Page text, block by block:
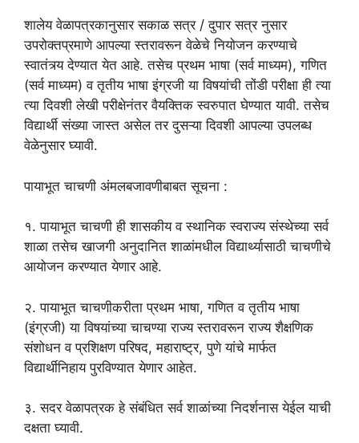
शालेय वेळापत्रकानुसार सकाळ सत्र / दुपार सत्र नुसार
उपरोक्तप्रमाणे आपल्या स्तरावरून वेळेचे नियोजन करण्याचे
स्वातंत्र्य देण्यात येत आहे. तसेच प्रथम भाषा (सर्व माध्यम), गणित
(सर्व माध्यम) व तृतीय भाषा इंग्रजी या विषयांची तोंडी परीक्षा ही त्या
त्या दिवशी लेखी परीक्षेनंतर वैयक्तिक स्वरुपात घेण्यात यावी. तसेच
विद्यार्थी संख्या जास्त असेल तर दुसऱ्या दिवशी आपल्या उपलब्ध
वेळेनुसार घ्यावी.
पायाभूत चाचणी अंमलबजावणीबाबत सूचना :
१. पायाभूत चाचणी ही शासकीय व स्थानिक स्वराज्य संस्थेच्या सर्व
शाळा तसेच खाजगी अनुदानित शाळांमधील विद्यार्थ्यासाठी चाचणीचे
आयोजन करण्यात येणार आहे.
२. पायाभूत चाचणीकरीता प्रथम भाषा, गणित व तृतीय भाषा
(इंग्रजी) या विषयांच्या चाचण्या राज्य स्तरावरून राज्य शैक्षणिक
संशोधन व प्रशिक्षण परिषद, महाराष्ट्र, पुणे यांचे मार्फत
विद्यार्थीनिहाय पुरविण्यात येणार आहेत.
३. सदर वेळापत्रक हे संबंधित सर्व शाळांच्या निदर्शनास येईल याची
दक्षता घ्यावी.